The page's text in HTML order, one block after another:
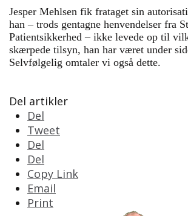
Jesper Mehlsen fik frataget sin
han – trods gentagne henvendelser fra
Patientsikkerhed – ikke levede op til
skærpede tilsyn, han har været under
Selvfølgelig omtaler vi også dette.
Del artikler
Del
Tweet
Del
Del
Copy Link
Email
Print